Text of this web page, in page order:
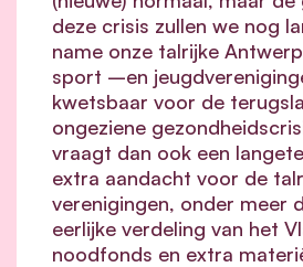
deze crisis zullen we nog
name onze talrijke
sport –en
kwetsbaar voor de
ongeziene
vraagt dan ook een
extra aandacht voor de
verenigingen, onder meer
eerlijke verdeling van het
noodfonds en extra